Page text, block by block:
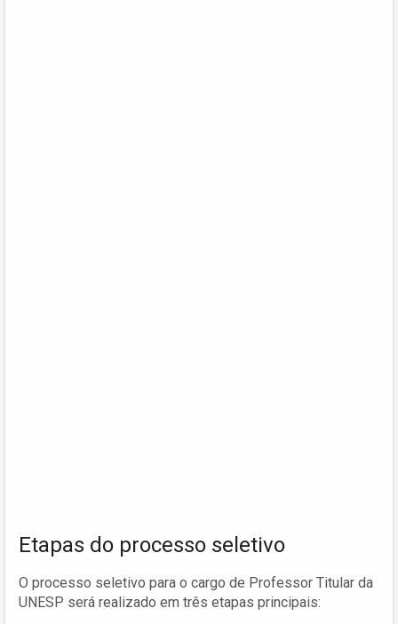
Etapas do processo seletivo
O processo seletivo para o cargo de Professor Titular da
UNESP será realizado em três etapas principais: